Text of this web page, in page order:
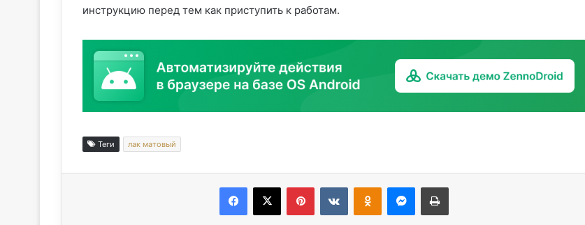
инструкцию перед тем как приступить к работам.
Теги лак матовый